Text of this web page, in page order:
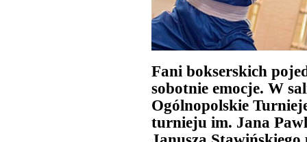
Fani bokserskich
sobotnie emocje. W
Ogólnopolskie
turnieju im. Jana